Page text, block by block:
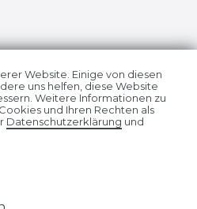
Website. Einige von diesen
uns helfen, diese Website
Weitere Informationen zu
und Ihren Rechten als
Daten­schutz­erklärung und